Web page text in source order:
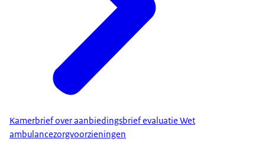
Kamerbrief over aanbiedingsbrief evaluatie Wet
ambulancezorgvoorzieningen